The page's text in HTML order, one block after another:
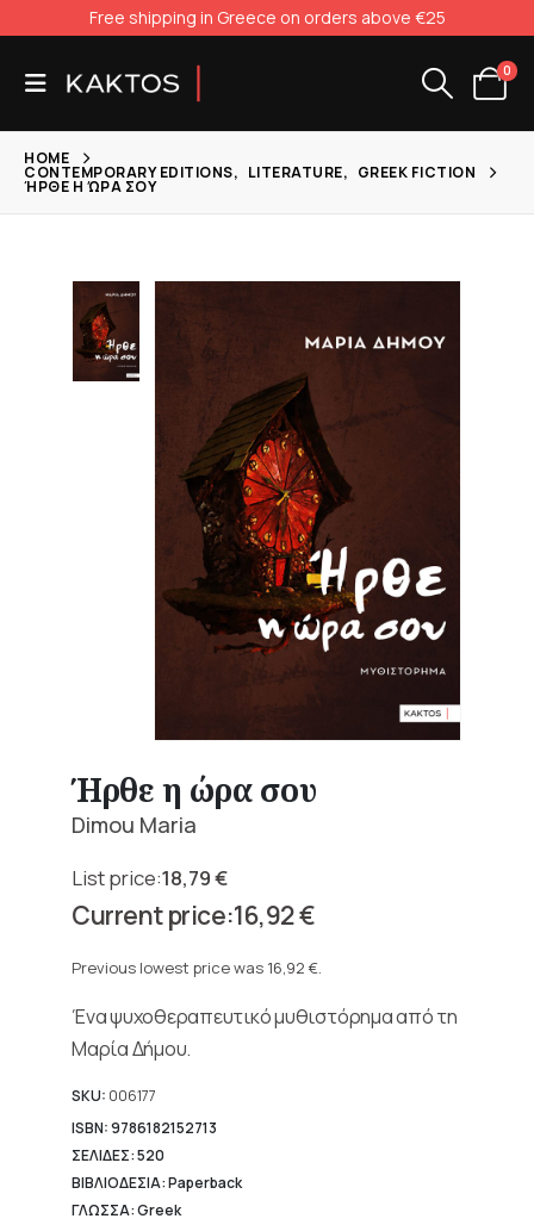
Free shipping in Greece on orders above €25
0
HOME
CONTEMPORARY EDITIONS, LITERATURE, GREEK FICTION
ΉΡΘΕ Η ΏΡΑ ΣΟΥ
Ήρθε η ώρα σου
Dimou Maria
18,79€
Original
price
18,79 €.
16,92€
price
16,92 €.
Previous lowest price was 16,92 €.
Ένα ψυχοθεραπευτικό μυθιστόρημα από τη
Μαρία Δήμου.
SKU: 006177
ISBN: 9786182152713
ΣΕΛΙΔΕΣ: 520
ΒΙΒΛΙΟΔΕΣΙΑ: Paperback
ΓΛΩΣΣΑ: Greek